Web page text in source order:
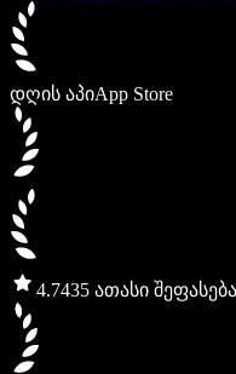
დღის აპიApp Store
4.7435 ათასი შეფასება